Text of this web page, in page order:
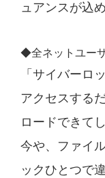
ュアンスが込
◆全ネットユー
「サイバーロ
アクセスする
ロードできて
今や、ファイ
ックひとつで